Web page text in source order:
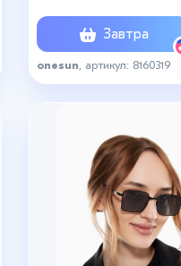
Завтра
onesun , артикул: 8160319